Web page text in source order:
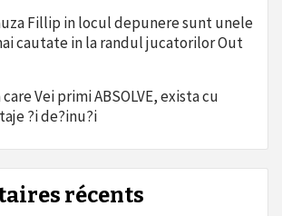
Fillip in locul depunere sunt unele
cautate in la randul jucatorilor Out
Vei primi ABSOLVE, exista cu
?i de?inu?i
récents